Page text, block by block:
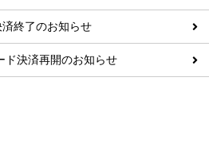
済終了のお知らせ
ド決済再開のお知らせ